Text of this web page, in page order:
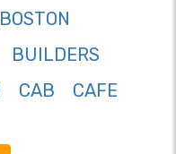
BOSTON
BUILDERS
CAB
CAFE